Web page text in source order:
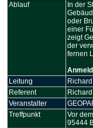
Ablauf
In der
oder
einer
zeigt
der
fernen
Leitung
Referent
Veranstalter
Treffpunkt
Vor
95444